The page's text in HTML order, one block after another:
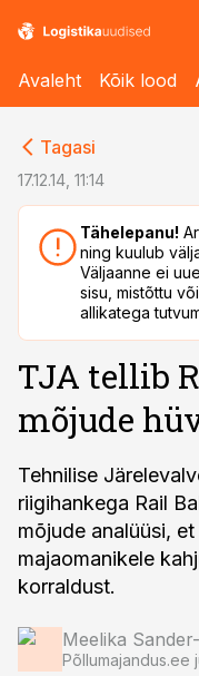
Avaleht Kõik lood
Tagasi
17.12.14, 11:14
Tähelepanu!
ning kuulub
Väljaanne ei
sisu, mistõttu
allikatega
TJA tellib
mõjude
Tehnilise
riigihankega Rail
mõjude analüüsi,
majaomanikele
korraldust.
Meelika
Põllumajandus.ee